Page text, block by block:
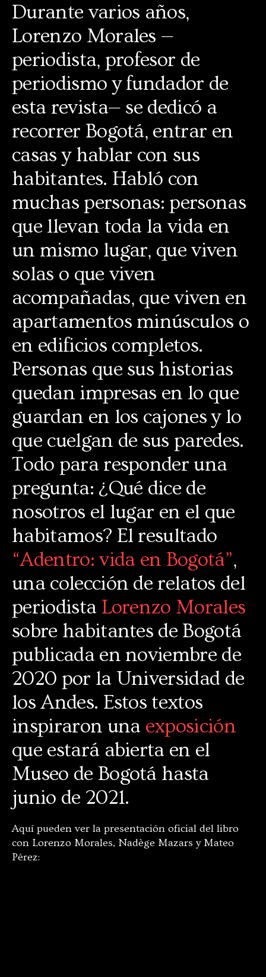
Durante varios años,
Lorenzo Morales —
periodista, profesor de
periodismo y fundador de
esta revista— se dedicó a
recorrer Bogotá, entrar en
casas y hablar con sus
habitantes. Habló con
muchas personas: personas
que llevan toda la vida en
un mismo lugar, que viven
solas o que viven
acompañadas, que viven en
apartamentos minúsculos o
en edificios completos.
Personas que sus historias
quedan impresas en lo que
guardan en los cajones y lo
que cuelgan de sus paredes.
Todo para responder una
pregunta: ¿Qué dice de
nosotros el lugar en el que
habitamos? El resultado
“Adentro: vida en Bogotá”,
una colección de relatos del
periodista Lorenzo Morales
sobre habitantes de Bogotá
publicada en noviembre de
2020 por la Universidad de
los Andes. Estos textos
inspiraron una exposición
que estará abierta en el
Museo de Bogotá hasta
junio de 2021.
Aquí pueden ver la presentación oficial del libro
con Lorenzo Morales, Nadège Mazars y Mateo
Pérez: